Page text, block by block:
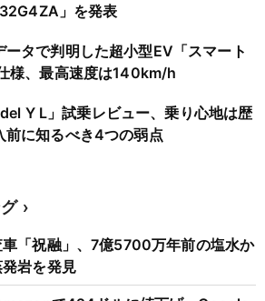
」を発表
ータで判明した超小型EV「スマート
様、最高速度は140km/h
Y L」試乗レビュー、乗り心地は歴
前に知るべき4つの弱点
「祝融」、7億5700万年前の塩水か
岩を発見